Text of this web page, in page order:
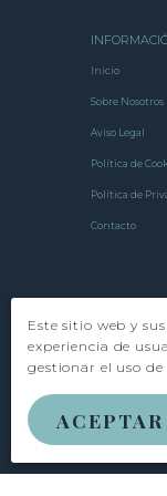
Inicio
Sobre Nosotros
Aviso Legal
Política de
Política de
Contacto
Este sitio web y
experiencia de
gestionar el uso